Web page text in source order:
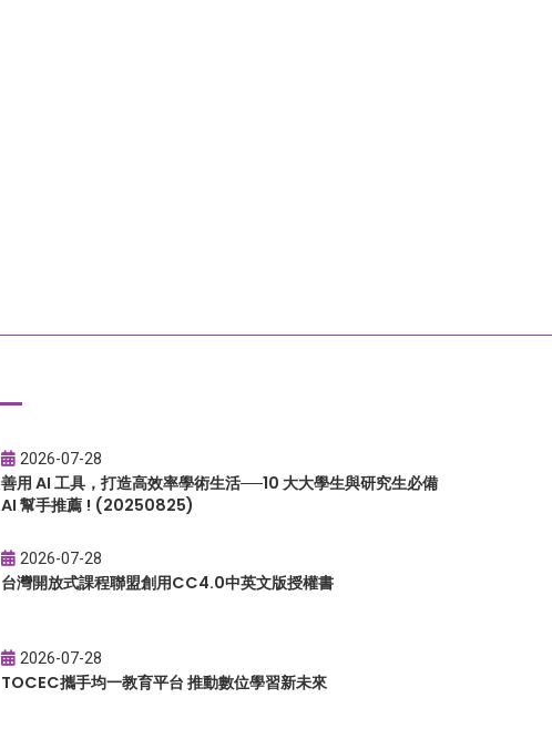
2026-07-28
善用 AI 工具，打造高效率學術生活──10 大大學生與研究生必備
AI 幫手推薦 ! (20250825)
2026-07-28
台灣開放式課程聯盟創用CC4.0中英文版授權書
2026-07-28
TOCEC攜手均一教育平台 推動數位學習新未來